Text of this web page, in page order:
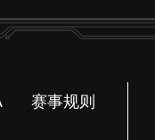
赛事规则